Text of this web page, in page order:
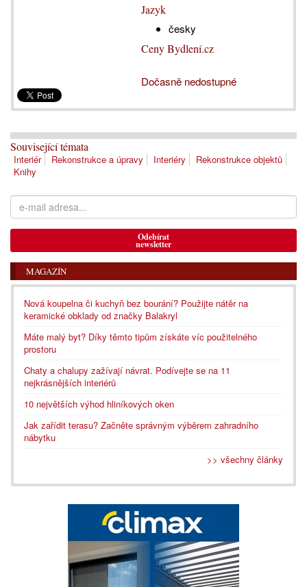
Jazyk
česky
Ceny Bydlení.cz
Dočasně nedostupné
Související témata
Interiér Rekonstrukce a úpravy Interiéry
Rekonstrukce objektů
Knihy
Odebírat
newsletter
MAGAZÍN
Nová koupelna či kuchyň bez bourání? Použijte nátěr na
keramické obklady od značky Balakryl
Máte malý byt? Díky těmto tipům získáte víc použitelného
prostoru
Chaty a chalupy zažívají návrat. Podívejte se na 11
nejkrásnějších interiérů
10 největších výhod hliníkových oken
Jak zařídit terasu? Začněte správným výběrem zahradního
nábytku
>> všechny články